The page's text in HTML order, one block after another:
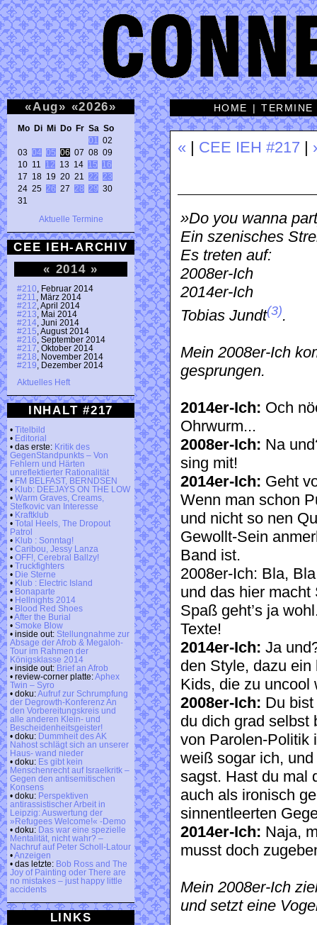
«Aug» «2026»
Mo Di Mi Do Fr Sa So
01
02
03 04 05 06 07 08 09
10 11 12 13 14 15
16
17 18 19 20 21 22
23
24 25 26 27 28 29 30
31
Aktuelle Termine
CEE IEH-ARCHIV
« 2014 »
#210 , Februar 2014
#211
, März 2014
#212 , April 2014
#213 , Mai 2014
#214 , Juni 2014
#215 , August 2014
#216 , September 2014
#217 , Oktober 2014
#218 , November 2014
#219 , Dezember 2014
Aktuelles Heft
INHALT #217
• Titelbild
• Editorial
• das erste: Kritik des
GegenStandpunkts – Von
Fehlern und Härten
unreflektierter Rationalität
• FM BELFAST, BERNDSEN
• Klub: DEEJAYS ON THE LOW
• Warm Graves, Creams,
Stefkovic van Interesse
• Kraftklub
• Total Heels, The Dropout
Patrol
• Klub : Sonntag!
• Caribou, Jessy Lanza
• OFF!, Cerebral Ballzy!
• Truckfighters
• Die Sterne
• Klub : Electric Island
• Bonaparte
• Hellnights 2014
• Blood Red Shoes
•After the Burial
• Smoke Blow
• inside out: Stellungnahme zur
Absage der Afrob & Megaloh-
Tour im Rahmen der
Königsklasse 2014
• inside out: Brief an Afrob
• review-corner platte:Aphex
Twin – Syro
• doku:Aufruf zur Schrumpfung
der Degrowth-Konferenz An
den Vorbereitungskreis und
alle anderen Klein- und
Bescheidenheitsgeister!
• doku: Dummheit des AK
Nahost schlägt sich an unserer
Haus- wand nieder
• doku: Es gibt kein
Menschenrecht auf Israelkritk –
Gegen den antisemitischen
Konsens
• doku: Perspektiven
antirassistischer Arbeit in
Leipzig: Auswertung der
»Refugees Welcome!« -Demo
• doku: Das war eine spezielle
Mentalität, nicht wahr? –
Nachruf auf Peter Scholl-Latour
•Anzeigen
• das letzte: Bob Ross and The
Joy of Painting oder There are
no mistakes – just happy little
accidents
LINKS
HOME |TERMINE
« CEE IEH #217
»Do you wanna
Ein szenisches
Es treten auf:
2008er-Ich
2014er-Ich
Tobias Jundt(3).
Mein 2008er-Ich
gesprungen.
2014er-Ich: Och
Ohrwurm...
2008er-Ich: Na
sing mit!
2014er-Ich: Geht
Wenn man schon
und nicht so nen
Gewollt-Sein
Band ist.
2008er-Ich: Bla,
und das hier
Spaß geht’s ja
Texte!
2014er-Ich: Ja
den Style, dazu
Kids, die zu uncool
2008er-Ich: Du
du dich grad selbst
von Parolen-Politik
weiß sogar ich,
sagst. Hast du mal
auch als ironisch
sinnentleerten
2014er-Ich: Naja,
musst doch
Mein 2008er-Ich
und setzt eine